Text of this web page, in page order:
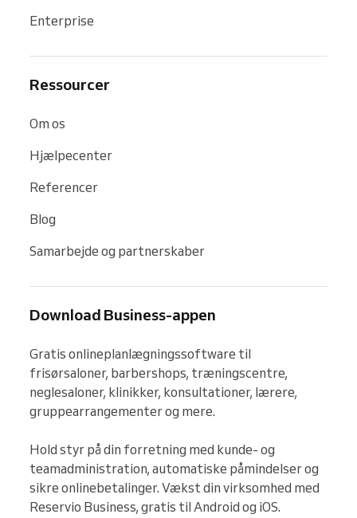
Enterprise
Ressourcer
Om os
Hjælpecenter
Referencer
Blog
Samarbejde og partnerskaber
Download Business-appen
Gratis onlineplanlægningssoftware til
frisørsaloner, barbershops, træningscentre,
neglesaloner, klinikker, konsultationer, lærere,
gruppearrangementer og mere.
Hold styr på din forretning med kunde- og
teamadministration, automatiske påmindelser og
sikre onlinebetalinger. Vækst din virksomhed med
Reservio Business, gratis til Android og iOS.